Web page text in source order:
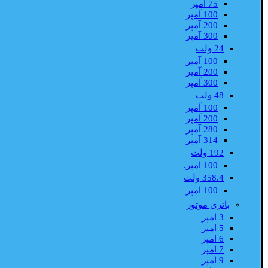
75 آمپر
100 آمپر
200 آمپر
300 آمپر
24 ولت
100 آمپر
200 آمپر
300 آمپر
48 ولت
100 آمپر
200 آمپر
280 آمپر
314 آمپر
192 ولت
100 امپر.
358.4 ولت
100 امپر
باتری موتور
3 امپر
5 امپر
6 امپر
7 امپر
9 امپر